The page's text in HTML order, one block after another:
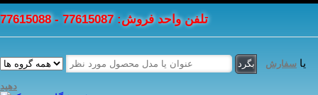
تلفن واحد فروش: 77615087 - 77615088
یا سفارش
دهید